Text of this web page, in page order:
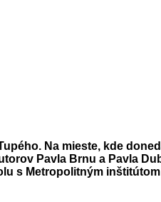
Na mieste, kde
Pavla Brnu a Pavla
s Metropolitným